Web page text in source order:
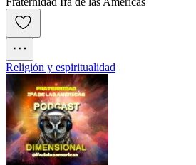
Religión y espiritualidad